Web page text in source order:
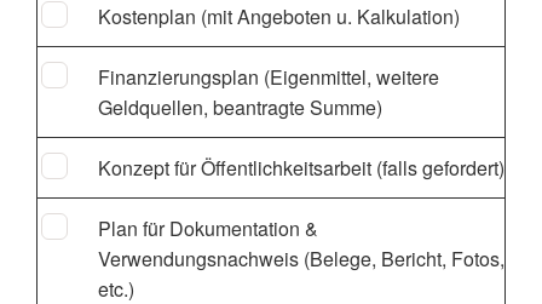
Kostenplan (mit Angeboten u. Kalkulation)
Finanzierungsplan (Eigenmittel, weitere
Geldquellen, beantragte Summe)
Konzept für Öffentlichkeitsarbeit (falls gefordert)
Plan für Dokumentation &
Verwendungsnachweis (Belege, Bericht, Fotos,
etc.)